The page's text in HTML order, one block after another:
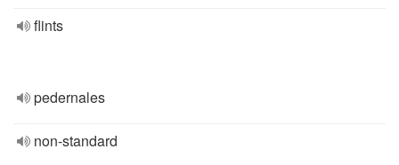
flints
pedernales
non-standard